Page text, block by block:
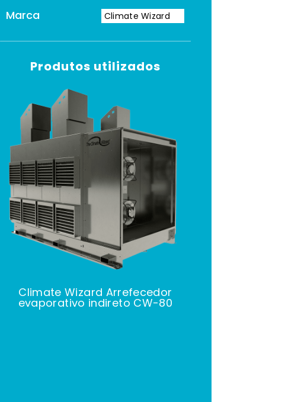
(mm)
3515
3515
Marca Climate Wizard
Produtos utilizados
Climate Wizard Arrefecedor
evaporativo indireto CW-80